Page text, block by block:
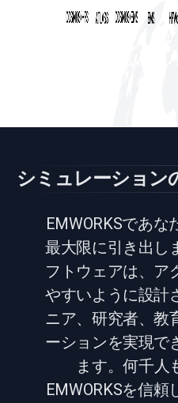
シミュレーション
EMWORKSであ
最大限に引き出し
フトウェアは、ア
やすいように設計
ニア、研究者、教
ーションを実現で
ます。何千人
EMWORKSを信